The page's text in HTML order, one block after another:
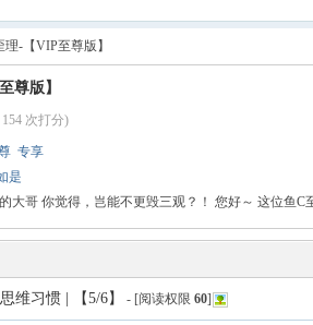
理-【VIP至尊版】
尊版】
次打分)
专享
是
大哥 你觉得，岂能不更毁三观？！ 您好～ 这位鱼
维习惯 | 【5/6】 - [阅读权限60]